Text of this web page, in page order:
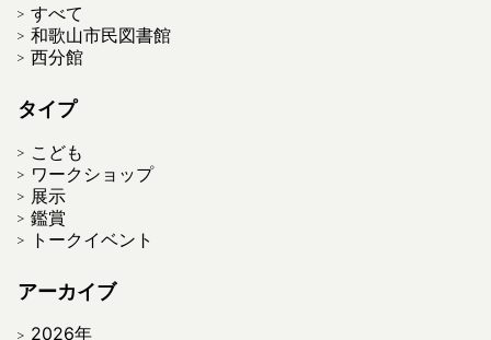
すべて
和歌山市民図書館
西分館
タイプ
こども
ワークショップ
展示
鑑賞
トークイベント
アーカイブ
2026年